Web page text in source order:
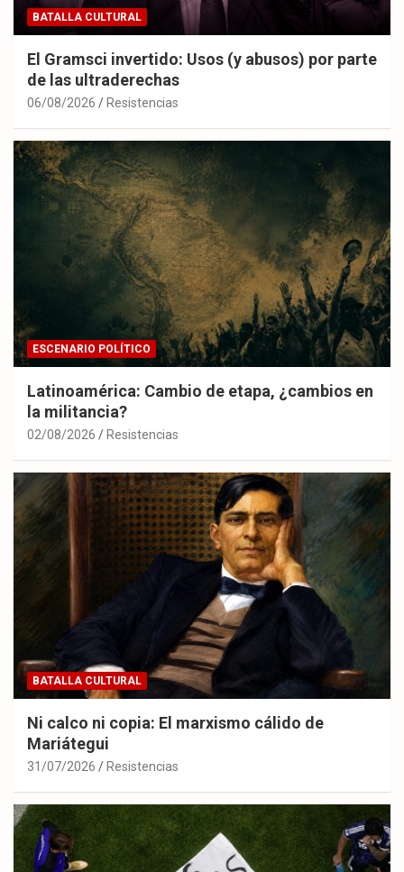
BATALLA CULTURAL
El Gramsci invertido: Usos (y abusos) por parte
de las ultraderechas
06/08/2026 Resistencias
ESCENARIO POLÍTICO
Latinoamérica: Cambio de etapa, ¿cambios en
la militancia?
02/08/2026 Resistencias
BATALLA CULTURAL
Ni calco ni copia: El marxismo cálido de
Mariátegui
31/07/2026 Resistencias